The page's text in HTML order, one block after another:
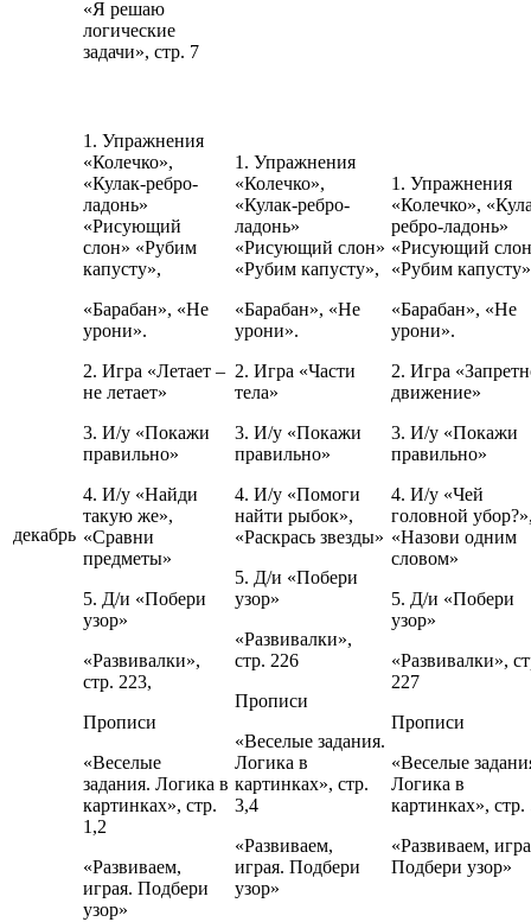
«Я решаю
логические
задачи», стр. 7
декабрь
1. Упражнения
«Колечко»,
«Кулак-ребро-
ладонь»
«Рисующий
слон» «Рубим
капусту»,
«Барабан», «Не
урони».
2. Игра «Летает –
не летает»
3. И/у «Покажи
правильно»
4. И/у «Найди
такую же»,
«Сравни
предметы»
5. Д/и «Побери
узор»
«Развивалки»,
стр. 223,
Прописи
«Веселые
задания. Логика в
картинках», стр.
1,2
«Развиваем,
играя. Подбери
узор»
1. Упражнения
«Колечко»,
«Кулак-ребро-
ладонь»
«Рисующий слон»
«Рубим капусту»,
«Барабан», «Не
урони».
2. Игра «Части
тела»
3. И/у «Покажи
правильно»
4. И/у «Помоги
найти рыбок»,
«Раскрась звезды»
5. Д/и «Побери
узор»
«Развивалки»,
стр. 226
Прописи
«Веселые задания.
Логика в
картинках», стр.
3,4
«Развиваем,
играя. Подбери
узор»
1. Упражнения
«Колечко»,
ребро-ладонь»
«Рисующий
«Рубим
«Барабан», «Не
урони».
2. Игра
движение»
3. И/у «Покажи
правильно»
4. И/у «Чей
головной
«Назови одним
словом»
5. Д/и «Побери
узор»
«Развивалки»,
227
Прописи
«Веселые
Логика в
картинках», стр.
«Развиваем,
Подбери узор»